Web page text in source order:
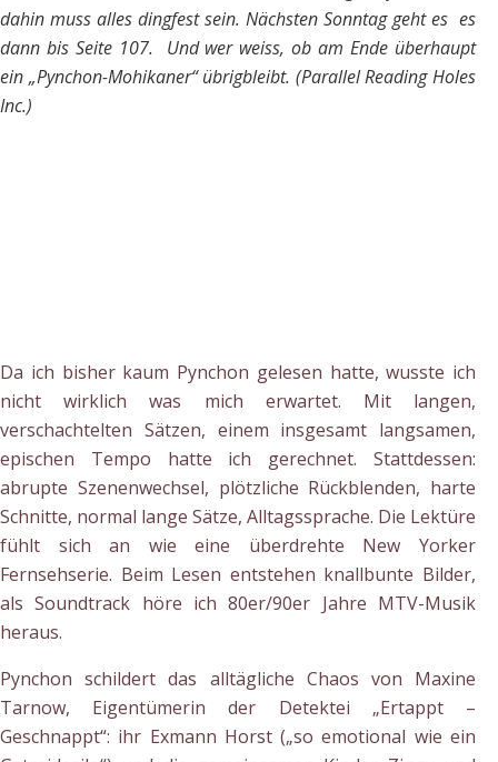
dahin muss alles dingfest sein. Nächsten Sonntag geht es es
dann bis Seite 107. Und wer weiss, ob am Ende überhaupt
ein „Pynchon-Mohikaner“ übrigbleibt. (Parallel Reading Holes
Inc.)
Da ich bisher kaum Pynchon gelesen hatte, wusste ich
nicht wirklich was mich erwartet. Mit langen,
verschachtelten Sätzen, einem insgesamt langsamen,
epischen Tempo hatte ich gerechnet. Stattdessen:
abrupte Szenenwechsel, plötzliche Rückblenden, harte
Schnitte, normal lange Sätze, Alltagssprache. Die Lektüre
fühlt sich an wie eine überdrehte New Yorker
Fernsehserie. Beim Lesen entstehen knallbunte Bilder,
als Soundtrack höre ich 80er/90er Jahre MTV-Musik
heraus.
Pynchon schildert das alltägliche Chaos von Maxine
Tarnow, Eigentümerin der Detektei „Ertappt –
Geschnappt“: ihr Exmann Horst („so emotional wie ein